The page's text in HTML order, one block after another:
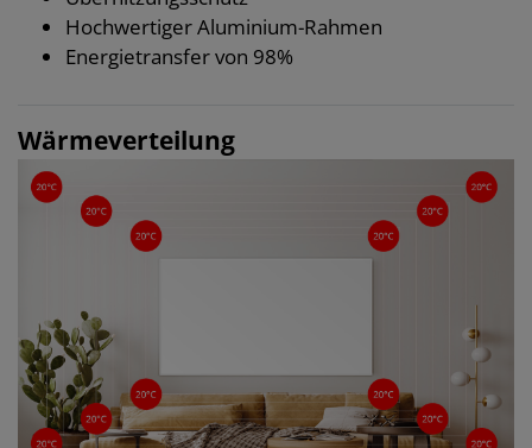
Hochwertiger Aluminium-Rahmen
Energietransfer von 98%
Wärmeverteilung